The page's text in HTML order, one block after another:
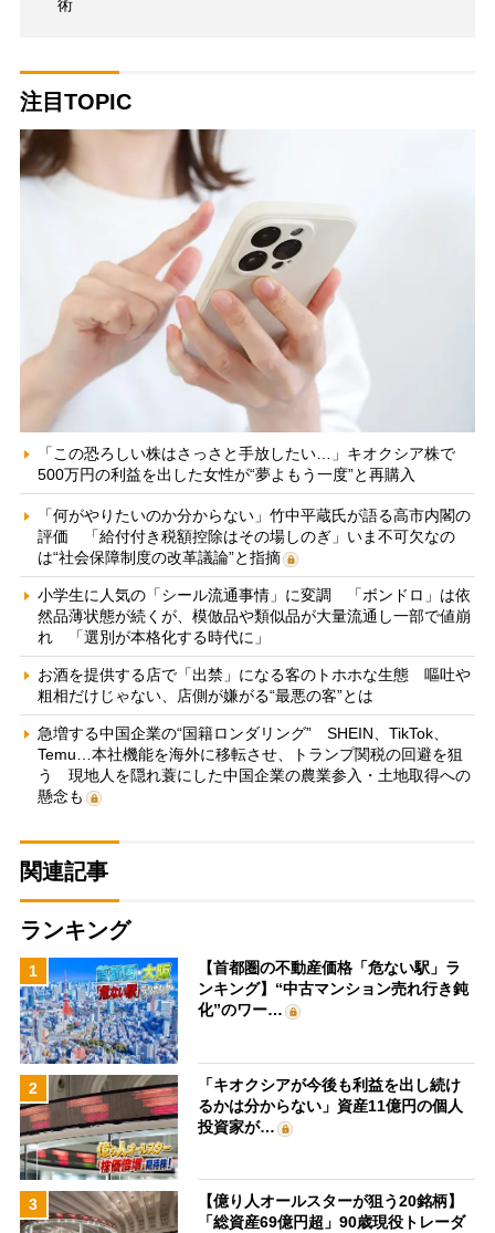
術
注目TOPIC
「この恐ろしい株はさっさと手放したい…」キオクシア株で
500万円の利益を出した女性が“夢よもう一度”と再購入
「何がやりたいのか分からない」竹中平蔵氏が語る高市内閣の
評価 「給付付き税額控除はその場しのぎ」いま不可欠なの
は“社会保障制度の改革議論”と指摘
小学生に人気の「シール流通事情」に変調 「ボンドロ」は依
然品薄状態が続くが、模倣品や類似品が大量流通し一部で値崩
れ 「選別が本格化する時代に」
お酒を提供する店で「出禁」になる客のトホホな生態 嘔吐や
粗相だけじゃない、店側が嫌がる“最悪の客”とは
急増する中国企業の“国籍ロンダリング” SHEIN、TikTok、
Temu…本社機能を海外に移転させ、トランプ関税の回避を狙
う 現地人を隠れ蓑にした中国企業の農業参入・土地取得への
懸念も
関連記事
ランキング
1
【首都圏の不動産価格「危ない駅」ラ
ンキング】“中古マンション売れ行き鈍
化”のワー…
2
「キオクシアが今後も利益を出し続け
るかは分からない」資産11億円の個人
投資家が…
3
【億り人オールスターが狙う20銘柄】
「総資産69億円超」90歳現役トレーダ